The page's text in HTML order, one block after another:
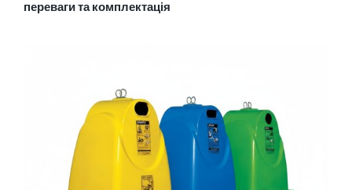
переваги та комплектація